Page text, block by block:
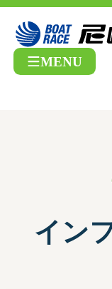
MENU
イン